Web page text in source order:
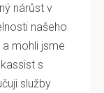
nárůst v
našeho
mohli jsme
s
služby